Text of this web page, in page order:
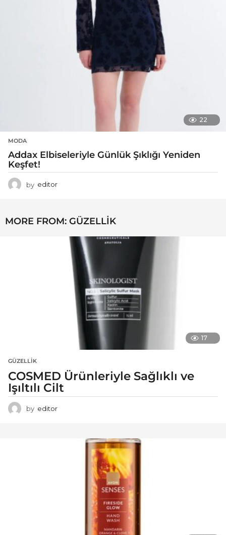
22
MODA
Addax Elbiseleriyle Günlük Şıklığı Yeniden
Keşfet!
by editor
MORE FROM: GÜZELLIK
17
GÜZELLIK
COSMED Ürünleriyle Sağlıklı ve
Işıltılı Cilt
by editor